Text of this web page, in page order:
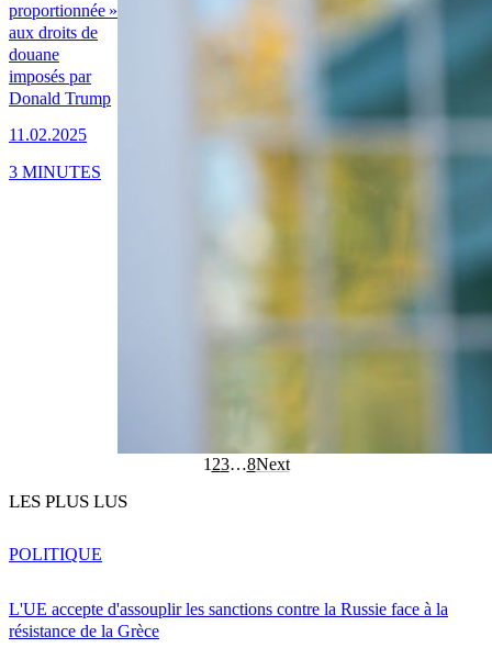
proportionnée »
aux droits de
douane
imposés par
Donald Trump
11.02.2025
3 MINUTES
1 23…8Next
LES PLUS LUS
L'UE accepte d'assouplir les sanctions contre la Russie face à la
résistance de la Grèce
POLITIQUE